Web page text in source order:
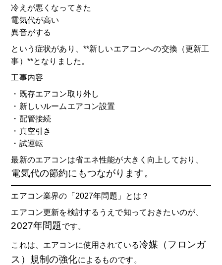
冷えが悪くなってきた
電気代が高い
異音がする
という症状があり、**新しいエアコンへの交換（更新工
事）**となりました。
工事内容
・既存エアコン取り外し
・新しいルームエアコン設置
・配管接続
・真空引き
・試運転
最新のエアコンは省エネ性能が大きく向上しており、
電気代の節約にもつながります。
エアコン業界の「2027年問題」とは？
エアコン更新を検討するうえで知っておきたいのが、
2027年問題 です。
これは、エアコンに使用されている冷媒（フロンガ
ス）規制の強化によるものです。